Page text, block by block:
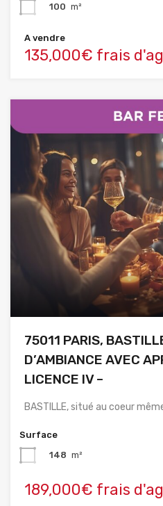
100 m²
A vendre
135,000€ frais
75011 PARIS,
D’AMBIANCE AVEC
LICENCE IV –
BASTILLE, situé au coeur
Surface
148 m²
189,000€ frais